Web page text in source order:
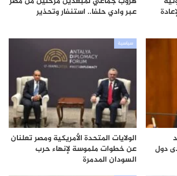
عبر وادي حلفا.. استنفار وتحذير
دول
سياسية
الولايات المتحدة الأمريكية ومصر تعلنان
عن خطوات ملموسة لإنهاء حرب
السودان المدمرة